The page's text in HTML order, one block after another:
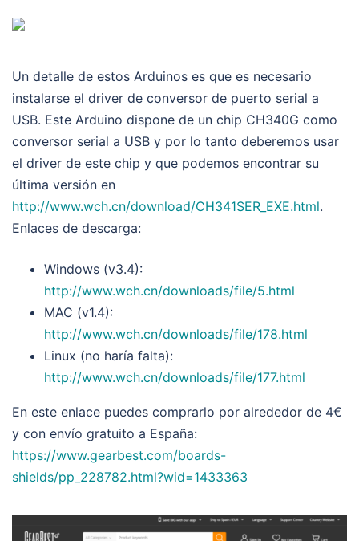
Un detalle de estos Arduinos es que es necesario
instalarse el driver de conversor de puerto serial a
USB. Este Arduino dispone de un chip CH340G como
conversor serial a USB y por lo tanto deberemos usar
el driver de este chip y que podemos encontrar su
última versión en
http://www.wch.cn/download/CH341SER_EXE.html.
Enlaces de descarga:
Windows (v3.4):
http://www.wch.cn/downloads/file/5.html
MAC (v1.4):
http://www.wch.cn/downloads/file/178.html
Linux (no haría falta):
http://www.wch.cn/downloads/file/177.html
En este enlace puedes comprarlo por alrededor de 4€
y con envío gratuito a España:
https://www.gearbest.com/boards-
shields/pp_228782.html?wid=1433363